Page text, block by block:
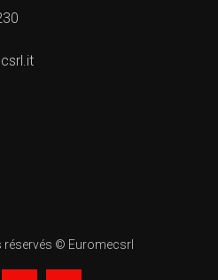
réservés © Euromecsrl